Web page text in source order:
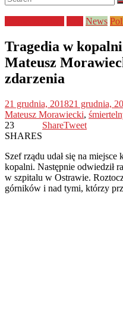
News
Tragedia w
Mateusz
zdarzenia
21 grudnia, 201821 grudnia,
Mateusz Morawiecki,
23
SHARES
ShareTweet
Szef rządu udał się na
kopalni. Następnie odwiedził
w szpitalu w Ostrawie.
górników i nad tymi, którzy